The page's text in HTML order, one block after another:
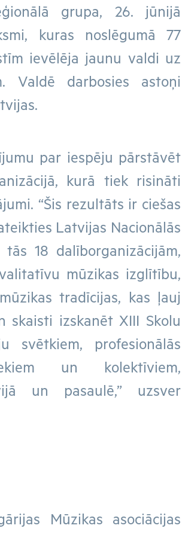
grupa, 26. jūnijā
kuras noslēgumā 77
ievēlēja jaunu valdi uz
Valdē darbosies astoņi
par iespēju pārstāvēt
kurā tiek risināti
“Šis rezultāts ir ciešas
Latvijas Nacionālās
18 dalīborganizācijām,
mūzikas izglītību,
tradīcijas, kas ļauj
skaisti izskanēt XIII Skolu
svētkiem, profesionālās
un kolektīviem,
un pasaulē,” uzsver
Mūzikas asociācijas